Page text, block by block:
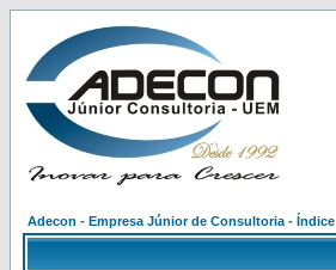
Adecon - Empresa Júnior de Consultoria - Índice